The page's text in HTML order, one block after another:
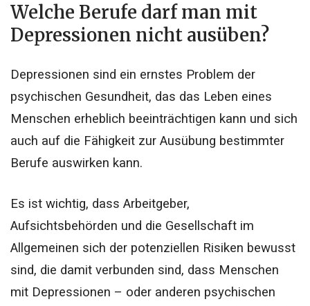
Welche Berufe darf man mit
Depressionen nicht ausüben?
Depressionen sind ein ernstes Problem der
psychischen Gesundheit, das das Leben eines
Menschen erheblich beeinträchtigen kann und sich
auch auf die Fähigkeit zur Ausübung bestimmter
Berufe auswirken kann.
Es ist wichtig, dass Arbeitgeber,
Aufsichtsbehörden und die Gesellschaft im
Allgemeinen sich der potenziellen Risiken bewusst
sind, die damit verbunden sind, dass Menschen
mit Depressionen – oder anderen psychischen